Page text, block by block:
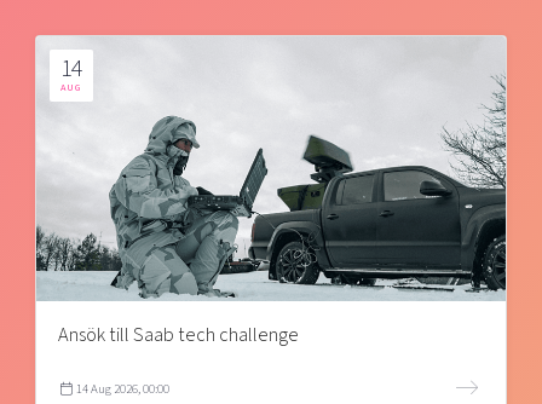
14
AUG
Ansök till Saab tech challenge
14 Aug 2026, 00:00